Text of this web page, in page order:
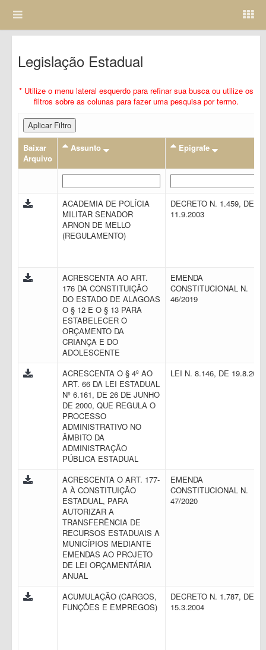
Legislação Estadual
* Utilize o menu lateral esquerdo para refinar sua busca ou utilize os
filtros sobre as colunas para fazer uma pesquisa por termo.
Aplicar Filtro
Baixar
Arquivo
Assunto Epigrafe
ACADEMIA DE POLÍCIA
MILITAR SENADOR
ARNON DE MELLO
(REGULAMENTO)
DECRETO N. 1.459, DE
11.9.2003
ACRESCENTA AO ART.
176 DA CONSTITUIÇÃO
DO ESTADO DE ALAGOAS
O § 12 E O § 13 PARA
ESTABELECER O
ORÇAMENTO DA
CRIANÇA E DO
ADOLESCENTE
EMENDA
CONSTITUCIONAL N.
46/2019
ACRESCENTA O § 4º AO
ART. 66 DA LEI ESTADUAL
Nº 6.161, DE 26 DE JUNHO
DE 2000, QUE REGULA O
PROCESSO
ADMINISTRATIVO NO
ÂMBITO DA
ADMINISTRAÇÃO
PÚBLICA ESTADUAL
LEI N. 8.146, DE
ACRESCENTA O ART. 177-
A À CONSTITUIÇÃO
ESTADUAL, PARA
AUTORIZAR A
TRANSFERÊNCIA DE
RECURSOS ESTADUAIS A
MUNICÍPIOS MEDIANTE
EMENDAS AO PROJETO
DE LEI ORÇAMENTÁRIA
ANUAL
EMENDA
CONSTITUCIONAL N.
47/2020
ACUMULAÇÃO (CARGOS,
FUNÇÕES E EMPREGOS)
DECRETO N. 1.787, DE
15.3.2004